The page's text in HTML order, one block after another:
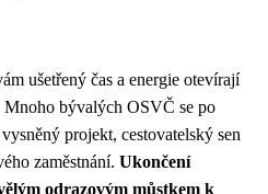
ušetřený čas a energie otevírají
bývalých OSVČ se po
projekt, cestovatelský sen
zaměstnání. Ukončení
odrazovým můstkem k